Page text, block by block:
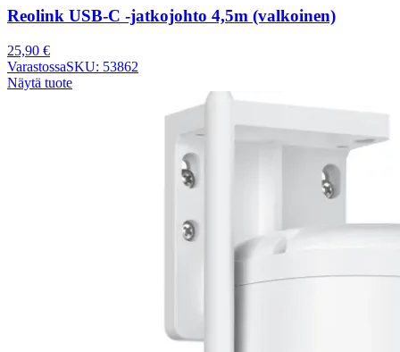
Reolink USB-C -jatkojohto 4,5m (valkoinen)
25,90 €
VarastossaSKU: 53862
Näytä tuote